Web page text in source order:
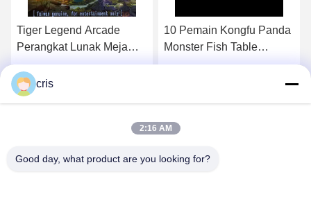
10 Pemain Kongfu Panda
Monster Fish Table
Bahasa Inggris
Dapatkan Harga Terbaik
40 Tahan Godzilla vs
Kong Catch Fish Table
Arcade Machines
Dapatkan Harga Terbaik
cris
2:16 AM
Good day, what product are you looking for?